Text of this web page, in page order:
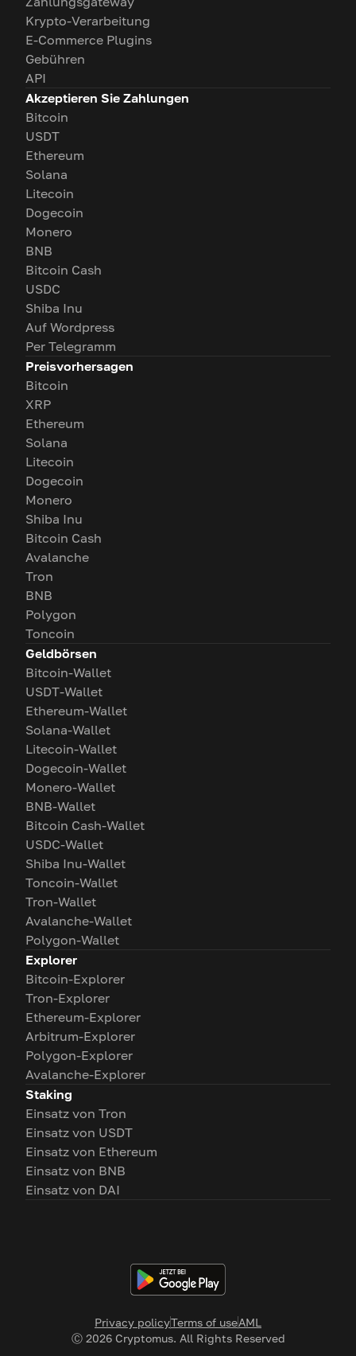
Privacy policyTerms of useAML
Ⓒ 2026Cryptomus. All Rights Reserved
Krypto-Verarbeitung
E-Commerce Plugins
Gebühren
API
Akzeptieren Sie Zahlungen
Bitcoin
USDT
Ethereum
Solana
Litecoin
Dogecoin
Monero
BNB
Bitcoin Cash
USDC
Shiba Inu
Auf Wordpress
Per Telegramm
Preisvorhersagen
Bitcoin
XRP
Ethereum
Solana
Litecoin
Dogecoin
Monero
Shiba Inu
Bitcoin Cash
Avalanche
Tron
BNB
Polygon
Toncoin
Geldbörsen
Bitcoin-Wallet
USDT-Wallet
Ethereum-Wallet
Solana-Wallet
Litecoin-Wallet
Dogecoin-Wallet
Monero-Wallet
BNB-Wallet
Bitcoin Cash-Wallet
USDC-Wallet
Shiba Inu-Wallet
Toncoin-Wallet
Tron-Wallet
Avalanche-Wallet
Polygon-Wallet
Explorer
Bitcoin-Explorer
Tron-Explorer
Ethereum-Explorer
Arbitrum-Explorer
Polygon-Explorer
Avalanche-Explorer
Staking
Einsatz von Tron
Einsatz von USDT
Einsatz von Ethereum
Einsatz von BNB
Einsatz von DAI